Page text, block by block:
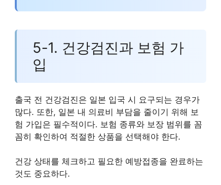
5-1. 건강검진과 보험 가
입
출국 전 건강검진은 일본 입국 시 요구되는 경우가
많다. 또한, 일본 내 의료비 부담을 줄이기 위해 보
험 가입은 필수적이다. 보험 종류와 보장 범위를 꼼
꼼히 확인하여 적절한 상품을 선택해야 한다.
건강 상태를 체크하고 필요한 예방접종을 완료하는
것도 중요하다.